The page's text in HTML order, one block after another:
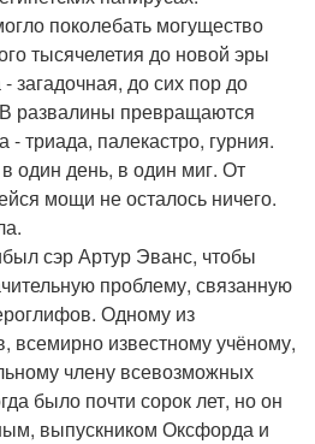
поколебать могущество
тысячелетия до новой эры
загадочная, до сих пор до
развалины превращаются
- триада, палекастро, гурния.
один день, в один миг. От
мощи не осталось ничего.
сэр Артур Эванс, чтобы
проблему, связанную
Одному из
всемирно известному учёному,
члену всевозможных
было почти сорок лет, но он
выпускником Оксфорда и